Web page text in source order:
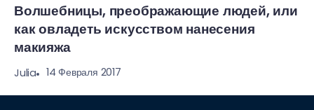
Волшебницы, преображающие людей, или
как овладеть искусством нанесения
макияжа
Julia 14 Февраля 2017